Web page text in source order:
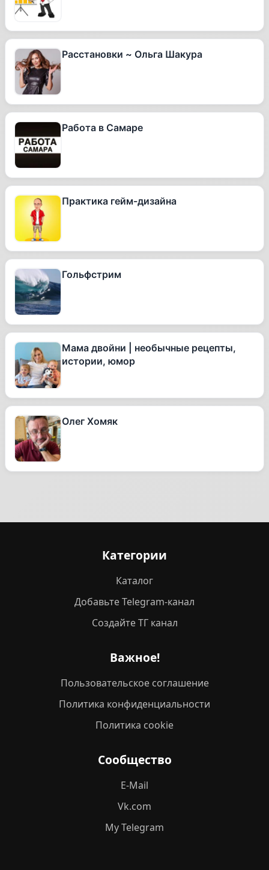
Расстановки ~ Ольга Шакура
Работа в Самаре
Практика гейм-дизайна
Гольфстрим
Мама двойни | необычные рецепты,
истории, юмор
Олег Хомяк
Категории
Каталог
Добавьте Telegram-канал
Создайте ТГ канал
Важное!
Пользовательское соглашение
Политика конфиденциальности
Политика cookie
Сообщество
E-Mail
Vk.com
My Telegram